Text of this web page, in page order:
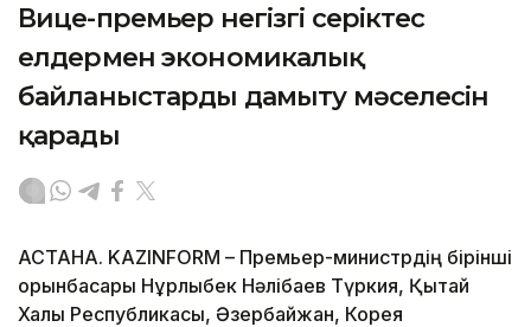
Вице-премьер негізгі серіктес
елдермен экономикалық
байланыстарды дамыту мәселесін
қарады
АСТАНА. KAZINFORM – Премьер-министрдің бірінші
орынбасары Нұрлыбек Нәлібаев Түркия, Қытай
Халық Республикасы, Әзербайжан, Корея